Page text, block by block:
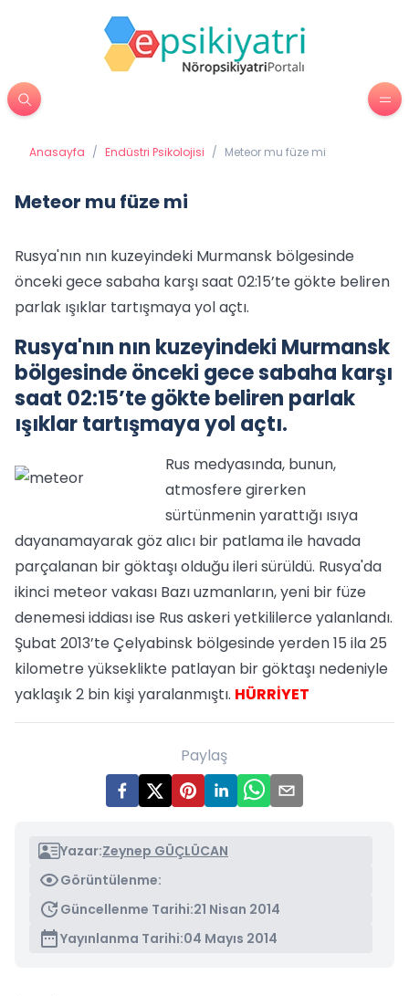
Anasayfa / Endüstri Psikolojisi / Meteor mu füze mi
Meteor mu füze mi
Rusya'nın nın kuzeyindeki Murmansk bölgesinde
önceki gece sabaha karşı saat 02:15’te gökte beliren
parlak ışıklar tartışmaya yol açtı.
Rusya'nın nın kuzeyindeki Murmansk
bölgesinde önceki gece sabaha karşı
saat 02:15’te gökte beliren parlak
ışıklar tartışmaya yol açtı.
Rus medyasında, bunun,
atmosfere girerken
sürtünmenin yarattığı ısıya
dayanamayarak göz alıcı bir patlama ile havada
parçalanan bir göktaşı olduğu ileri sürüldü. Rusya'da
ikinci meteor vakası Bazı uzmanların, yeni bir füze
denemesi iddiası ise Rus askeri yetkililerce yalanlandı.
Şubat 2013’te Çelyabinsk bölgesinde yerden 15 ila 25
kilometre yükseklikte patlayan bir göktaşı nedeniyle
yaklaşık 2 bin kişi yaralanmıştı. HÜRRİYET
Paylaş
Yazar:Zeynep GÜÇLÜCAN
Görüntülenme:
Güncellenme Tarihi:21 Nisan 2014
Yayınlanma Tarihi:04 Mayıs 2014